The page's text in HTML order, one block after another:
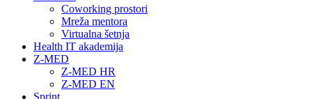
Coworking prostori
Mreža mentora
Virtualna šetnja
Health IT akademija
Z-MED
Z-MED HR
Z-MED EN
Sprint